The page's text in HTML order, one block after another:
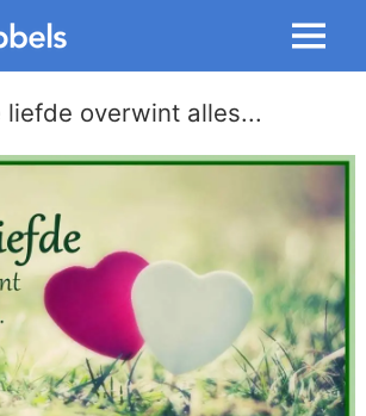
Menu
liefde overwint alles...